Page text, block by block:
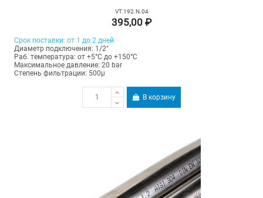
VT.192.N.04
395,00 ₽
Срок поставки: от 1 до 2 дней
Диаметр подключения: 1/2"
Раб. температура: от +5°C до +150°C
Максимальное давление: 20 bar
Степень фильтрации: 500µ
В корзину